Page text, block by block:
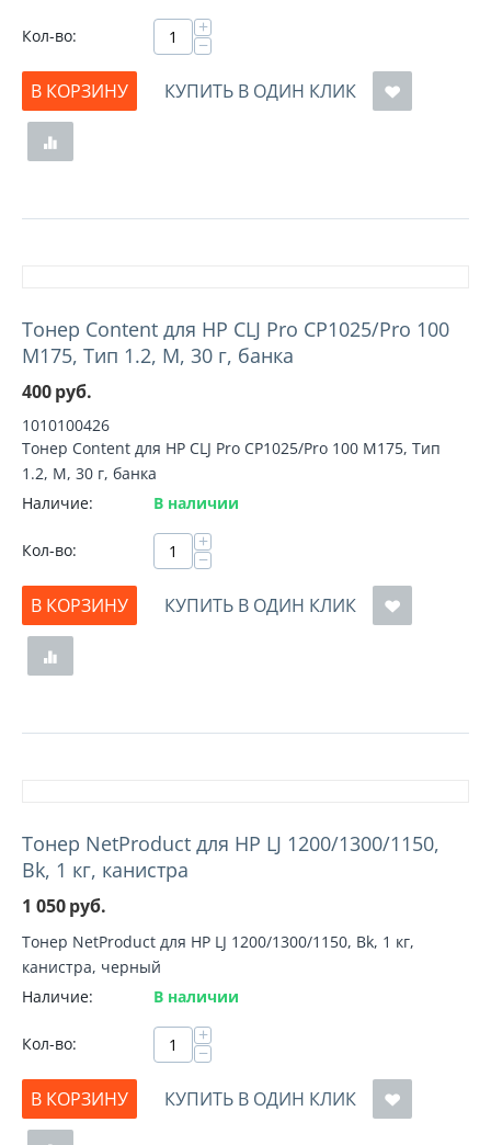
Кол-во: +
−
В КОРЗИНУ
КУПИТЬ В ОДИН КЛИК
Тонер Content для HP CLJ Pro CP1025/Pro 100
M175, Тип 1.2, M, 30 г, банка
400руб.
1010100426
Тонер Content для HP CLJ Pro CP1025/Pro 100 M175, Тип
1.2, M, 30 г, банка
Наличие:
В наличии
Кол-во: +
−
В КОРЗИНУ
КУПИТЬ В ОДИН КЛИК
Тонер NetProduct для HP LJ 1200/1300/1150,
Bk, 1 кг, канистра
1 050руб.
Тонер NetProduct для HP LJ 1200/1300/1150, Bk, 1 кг,
канистра, черный
Наличие:
В наличии
Кол-во: +
−
В КОРЗИНУ
КУПИТЬ В ОДИН КЛИК